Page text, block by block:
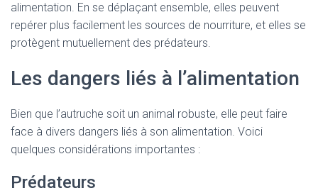
alimentation. En se déplaçant ensemble, elles peuvent
repérer plus facilement les sources de nourriture, et elles se
protègent mutuellement des prédateurs.
Les dangers liés à l’alimentation
Bien que l’autruche soit un animal robuste, elle peut faire
face à divers dangers liés à son alimentation. Voici
quelques considérations importantes :
Prédateurs